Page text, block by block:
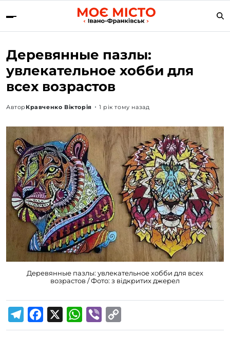
Деревянные пазлы:
увлекательное хобби для
всех возрастов
Автор Кравченко Вікторія 1 рік тому назад
Деревянные пазлы: увлекательное хобби для всех
возрастов / Фото: з відкритих джерел
e
a
W
h
i
o